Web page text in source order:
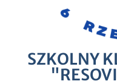
SZKOLNY